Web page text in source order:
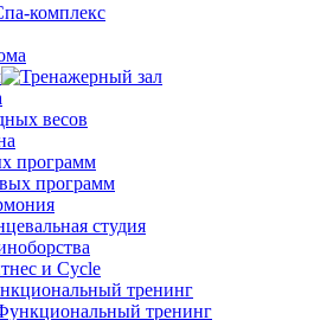
весов
программ
студия
и Cycle
тренинг